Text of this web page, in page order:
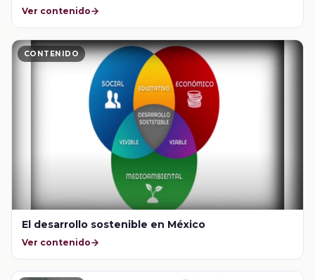
Ver contenido
CONTENIDO
El desarrollo sostenible en México
Ver contenido